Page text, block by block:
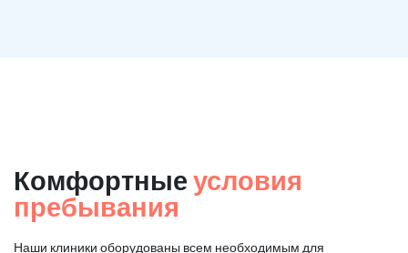
Комфортные условия
пребывания
Наши клиники оборудованы всем необходимым для